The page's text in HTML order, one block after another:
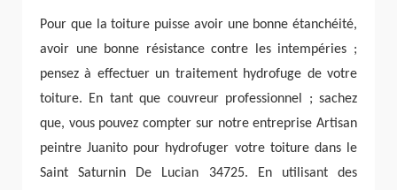
Pour que la toiture puisse avoir une bonne étanchéité,
avoir une bonne résistance contre les intempéries ;
pensez à effectuer un traitement hydrofuge de votre
toiture. En tant que couvreur professionnel ; sachez
que, vous pouvez compter sur notre entreprise Artisan
peintre Juanito pour hydrofuger votre toiture dans le
Saint Saturnin De Lucian 34725. En utilisant des